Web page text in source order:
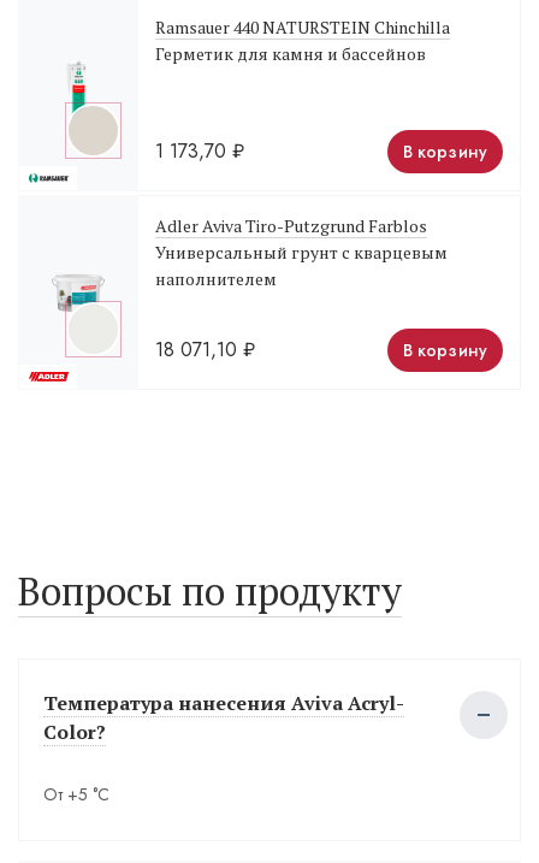
Ramsauer 440 NATURSTEIN Chinchilla
Герметик для камня и бассейнов
1 173,70 ₽ В корзину
Adler Aviva Tiro-Putzgrund Farblos
Универсальный грунт с кварцевым
наполнителем
18 071,10 ₽ В корзину
Вопросы по продукту
Температура нанесения Aviva Acryl-
Color?
От +5 °С